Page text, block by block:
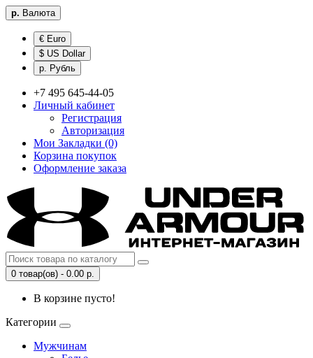
р. Валюта
€ Euro
$ US Dollar
р. Рубль
+7 495 645-44-05
Личный кабинет
Регистрация
Авторизация
Мои Закладки (0)
Корзина покупок
Оформление заказа
0 товар(ов) - 0.00 р.
В корзине пусто!
Категории
Мужчинам